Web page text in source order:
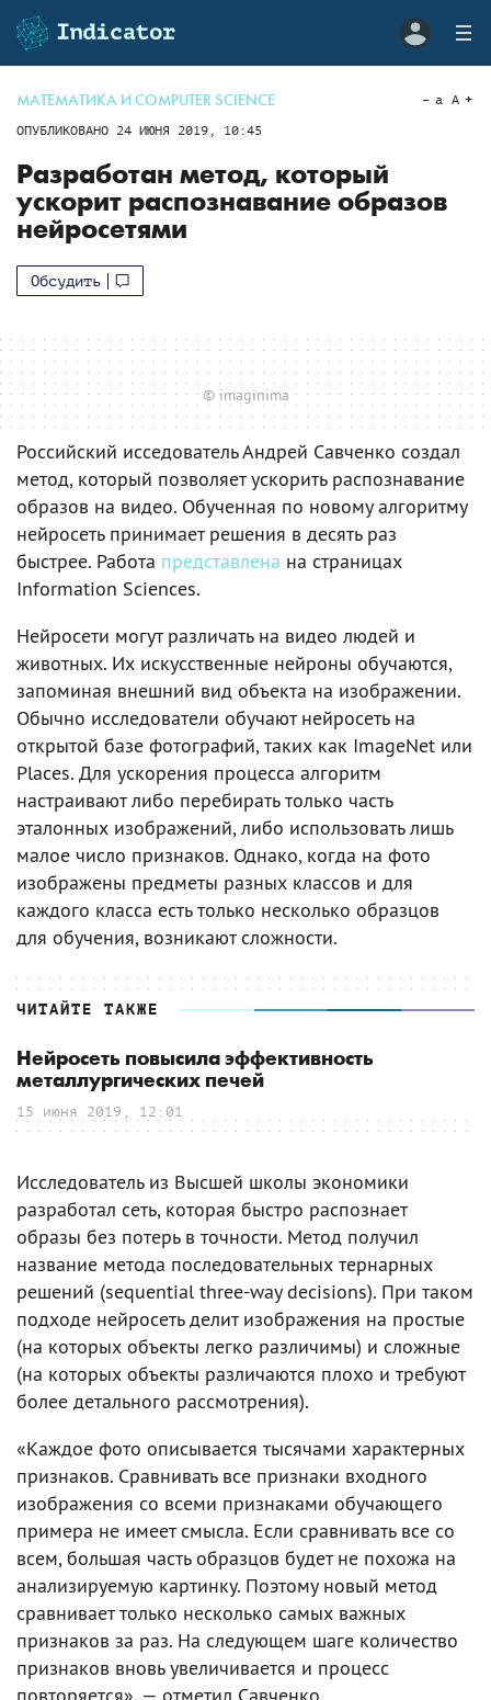
МАТЕМАТИКА И COMPUTER SCIENCE
ОПУБЛИКОВАНО 24 ИЮНЯ 2019, 10:45
a A
Разработан метод, который
ускорит распознавание образов
нейросетями
Обсудить
© imaginima
Российский исседователь Андрей Савченко создал
метод, который позволяет ускорить распознавание
образов на видео. Обученная по новому алгоритму
нейросеть принимает решения в десять раз
быстрее. Работа представлена на страницах
Information Sciences.
Нейросети могут различать на видео людей и
животных. Их искусственные нейроны обучаются,
запоминая внешний вид объекта на изображении.
Обычно исследователи обучают нейросеть на
открытой базе фотографий, таких как ImageNet или
Places. Для ускорения процесса алгоритм
настраивают либо перебирать только часть
эталонных изображений, либо использовать лишь
малое число признаков. Однако, когда на фото
изображены предметы разных классов и для
каждого класса есть только несколько образцов
для обучения, возникают сложности.
ЧИТАЙТЕ ТАКЖЕ
Нейросеть повысила эффективность
металлургических печей
15 июня 2019, 12:01
Исследователь из Высшей школы экономики
разработал сеть, которая быстро распознает
образы без потерь в точности. Метод получил
название метода последовательных тернарных
решений (sequential three-way decisions). При таком
подходе нейросеть делит изображения на простые
(на которых объекты легко различимы) и сложные
(на которых объекты различаются плохо и требуют
более детального рассмотрения).
«Каждое фото описывается тысячами характерных
признаков. Сравнивать все признаки входного
изображения со всеми признаками обучающего
примера не имеет смысла. Если сравнивать все со
всем, большая часть образцов будет не похожа на
анализируемую картинку. Поэтому новый метод
сравнивает только несколько самых важных
признаков за раз. На следующем шаге количество
признаков вновь увеличивается и процесс
повторяется», — отметил Савченко.